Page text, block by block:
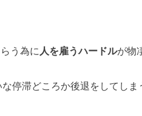
う為に 人を雇うハードルが物
停滞どころか後退をしてしま